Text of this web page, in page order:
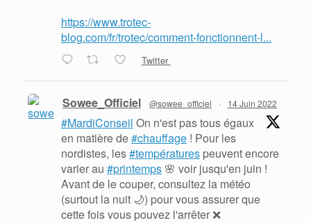
https://www.trotec-
blog.com/fr/trotec/comment-fonctionnent-l...
Twitter
Sowee_Officiel @sowee_officiel · 14 Juin 2022
#MardiConseil On n'est pas tous égaux
en matière de#chauffage ! Pour les
nordistes, les#températures peuvent encore
varier au #printemps 🌸 voir jusqu'en juin !
Avant de le couper, consultez la météo
(surtout la nuit 🌙) pour vous assurer que
cette fois vous pouvez l'arrêter ❌